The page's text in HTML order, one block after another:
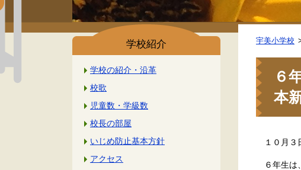
学校紹介
学校の紹介・沿革
校歌
児童数・学級数
校長の部屋
いじめ防止基本方針
アクセス
宇美小学校
６
本
１０月３
６年生は